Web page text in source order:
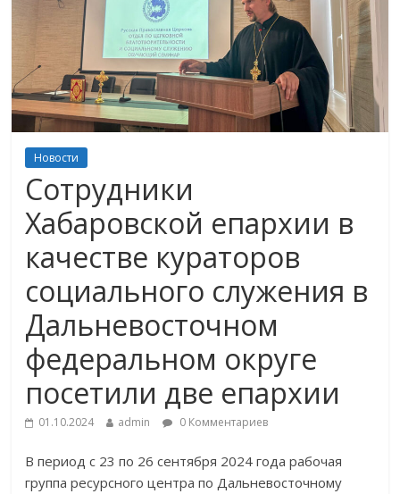
Новости
Сотрудники
Хабаровской епархии в
качестве кураторов
социального служения в
Дальневосточном
федеральном округе
посетили две епархии
01.10.2024 admin 0 Комментариев
В период с 23 по 26 сентября 2024 года рабочая
группа ресурсного центра по Дальневосточному